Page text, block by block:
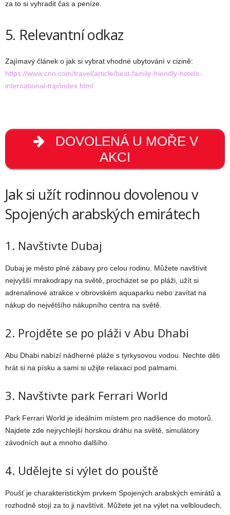
za to si vyhradit čas a peníze.
5. Relevantní odkaz
Zajímavý článek o jak si vybrat vhodné ubytování v cizině:
https://www.cnn.com/travel/article/best-family-friendly-hotels-
international-trip/index.html
DOVOLENÁ U MOŘE V
AKCI
Jak si užít rodinnou dovolenou v
Spojených arabských emirátech
1. Navštivte Dubaj
Dubaj je město plné zábavy pro celou rodinu. Můžete navštívit
nejvyšší mrakodrapy na světě, procházet se po pláži, užít si
adrenalinové atrakce v obrovském aquaparku nebo zavítat na
nákup do největšího nákupního centra na světě.
2. Projděte se po pláži v Abu Dhabi
Abu Dhabi nabízí nádherné pláže s tyrkysovou vodou. Nechte děti
hrát si na písku a sami si užijte relaxaci pod palmami.
3. Navštivte park Ferrari World
Park Ferrari World je ideálním místem pro nadšence do motorů.
Najdete zde nejrychlejší horskou dráhu na světě, simulátory
závodních aut a mnoho dalšího.
4. Udělejte si výlet do pouště
Poušť je charakteristickým prvkem Spojených arabských emirátů a
rozhodně stojí za to ji navštívit. Můžete jet na výlet na velbloudech,